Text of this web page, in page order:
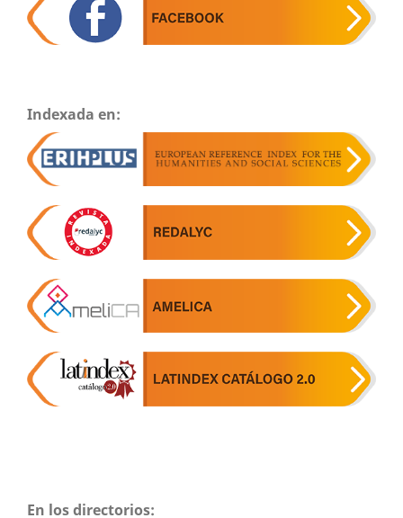
Indexada en:
En los directorios: